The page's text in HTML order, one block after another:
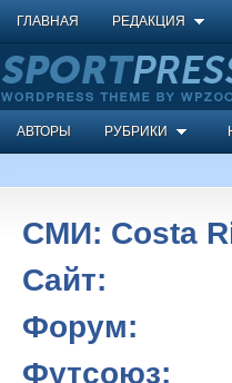
ГЛАВНАЯ РЕДАКЦИЯ
АВТОРЫ РУБРИКИ
СМИ: Costa
Сайт:
Форум:
Футсоюз: